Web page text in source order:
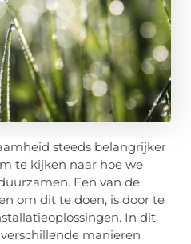
steeds belangrijker
te kijken naar hoe we
Een van de
om dit te doen, is door te
In dit
manieren